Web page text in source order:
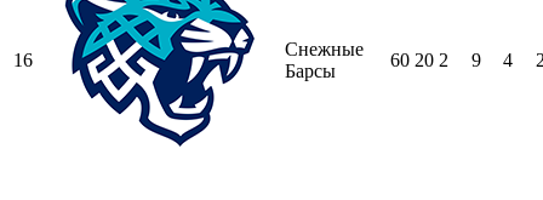
16
Снежные
Барсы
60 20 2 9 4